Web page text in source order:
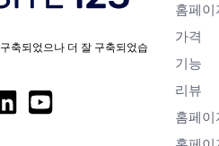
축되었으나 더 잘 구축되었습
홈페이
가격
기능
리뷰
홈페이